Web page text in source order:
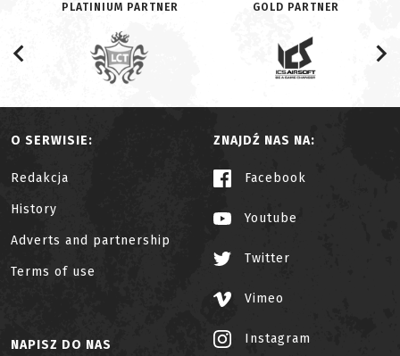
PLATINIUM PARTNER GOLD PARTNER
O SERWISIE:
Redakcja
History
Adverts and partnership
Terms of use
ZNAJDŹ NAS NA:
Facebook
Youtube
Twitter
Vimeo
Instagram
NAPISZ DO NAS